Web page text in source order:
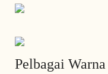
Pelbagai